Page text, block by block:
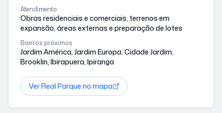
Atendimento
Obras residenciais e comerciais, terrenos em
expansão, áreas externas e preparação de lotes
Bairros próximos
Jardim América, Jardim Europa, Cidade Jardim,
Brooklin, Ibirapuera, Ipiranga
VerReal Parque no mapa